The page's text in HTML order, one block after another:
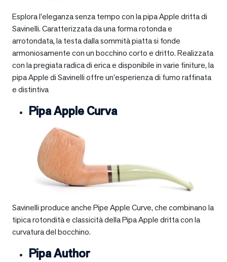
Esplora l’eleganza senza tempo con la pipa Apple dritta di
Savinelli. Caratterizzata da una forma rotonda e
arrotondata, la testa dalla sommità piatta si fonde
armoniosamente con un bocchino corto e dritto. Realizzata
con la pregiata radica di erica e disponibile in varie finiture, la
pipa Apple di Savinelli offre un’esperienza di fumo raffinata
e distintiva
Pipa Apple Curva
Savinelli produce anche Pipe Apple Curve, che combinano la
tipica rotondità e classicità della Pipa Apple dritta con la
curvatura del bocchino.
Pipa Author